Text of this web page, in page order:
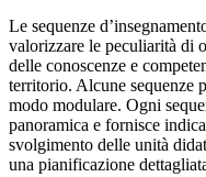
Le sequenze
valorizzare le peculiarità di
delle conoscenze e
territorio. Alcune sequenze
modo modulare. Ogni
panoramica e fornisce
svolgimento delle unità
una pianificazione